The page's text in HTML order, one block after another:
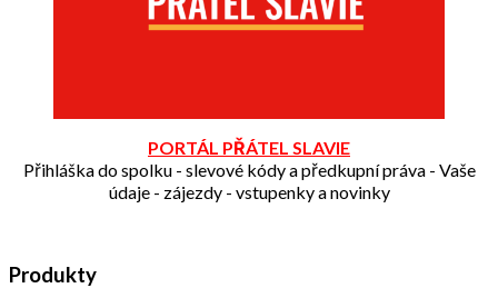
PORTÁL PŘÁTEL SLAVIE
Přihláška do spolku - slevové kódy a předkupní práva - Vaše
údaje - zájezdy - vstupenky a novinky
Produkty